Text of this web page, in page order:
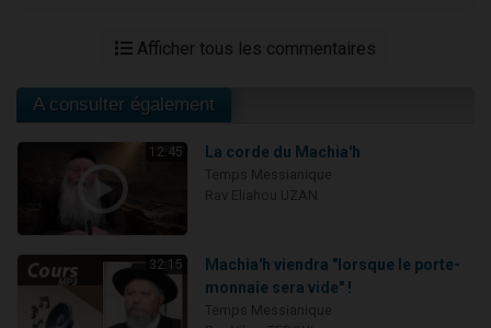
Afficher tous les commentaires
A consulter également
12:45 La corde du Machia'h
32:15
Machia'h viendra "lorsque le porte-
monnaie sera vide" !